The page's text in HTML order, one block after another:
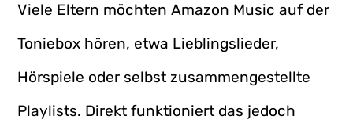
Viele Eltern möchten Amazon Music auf der
Toniebox hören, etwa Lieblingslieder,
Hörspiele oder selbst zusammengestellte
Playlists. Direkt funktioniert das jedoch